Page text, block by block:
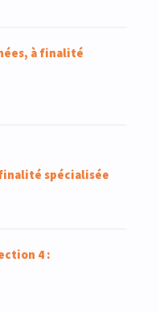
à finalité
spécialisée
4 :